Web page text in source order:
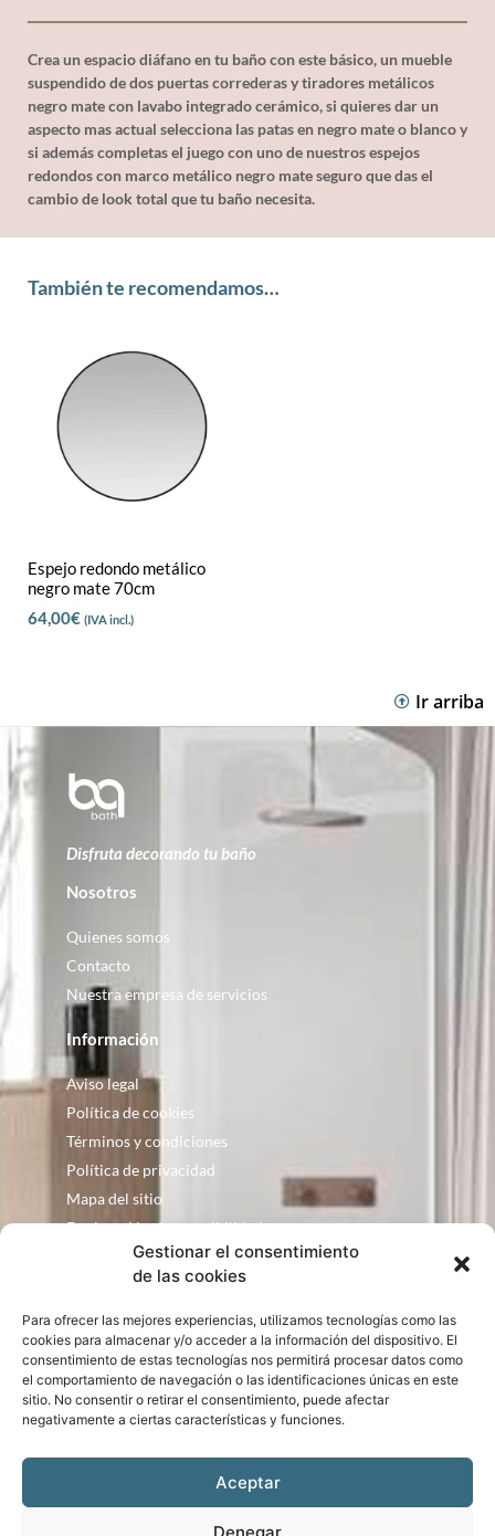
Gestionar el consentimiento
de las cookies
Para ofrecer las mejores experiencias, utilizamos tecnologías como las
cookies para almacenar y/o acceder a la información del dispositivo. El
consentimiento de estas tecnologías nos permitirá procesar datos como
el comportamiento de navegación o las identificaciones únicas en este
sitio. No consentir o retirar el consentimiento, puede afectar
negativamente a ciertas características y funciones.
Aceptar
Denegar
Crea un espacio diáfano en tu baño con este básico, un mueble
suspendido de dos puertas correderas y tiradores metálicos
negro mate con lavabo integrado cerámico, si quieres dar un
aspecto mas actual selecciona las patas en negro mate o blanco y
si además completas el juego con uno de nuestros espejos
redondos con marco metálico negro mate seguro que das el
cambio de look total que tu baño necesita.
También te recomendamos…
Espejo redondo metálico
negro mate 70cm
64,00€ (IVA incl.)
Ir arriba
Disfruta decorando tu baño
Nosotros
Quienes somos
Contacto
Nuestra empresa de servicios
Información
Aviso legal
Política de cookies
Términos y condiciones
Política de privacidad
Mapa del sitio
Declaración de accesibilidad
Contacto
Fontanería Baquero
C/ Justo Zoco, 36 Ejea de los Caballeros
Zaragoza – España
consultas@bqbath.es
693 21 32 44